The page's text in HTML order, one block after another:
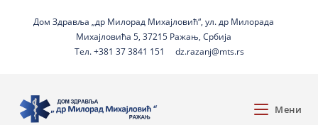
Дом Здравља „др Милорад Михајловић“, ул. др Милорада
Михајловића 5, 37215 Ражањ, Србија
Тел. +381 37 3841 151
dz.razanj@mts.rs
Мени